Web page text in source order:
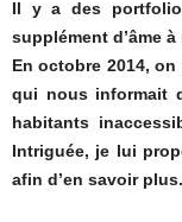
Il y a des
supplément d’âme
En octobre 2014,
qui nous informait
habitants
Intriguée, je lui
afin d’en savoir plus.